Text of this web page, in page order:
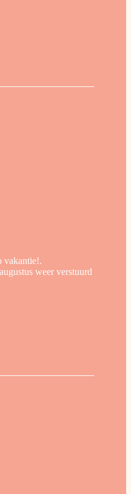
vakantie!.
weer verstuurd